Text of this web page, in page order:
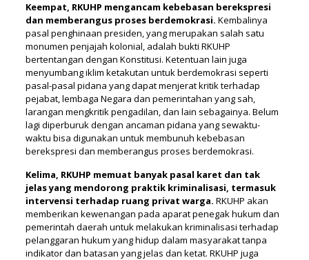
Keempat, RKUHP mengancam kebebasan berekspresi
dan memberangus proses berdemokrasi.Kembalinya
pasal penghinaan presiden, yang merupakan salah satu
monumen penjajah kolonial, adalah bukti RKUHP
bertentangan dengan Konstitusi. Ketentuan lain juga
menyumbang iklim ketakutan untuk berdemokrasi seperti
pasal-pasal pidana yang dapat menjerat kritik terhadap
pejabat, lembaga Negara dan pemerintahan yang sah,
larangan mengkritik pengadilan, dan lain sebagainya. Belum
lagi diperburuk dengan ancaman pidana yang sewaktu-
waktu bisa digunakan untuk membunuh kebebasan
berekspresi dan memberangus proses berdemokrasi.
Kelima, RKUHP memuat banyak pasal karet dan tak
jelas yang mendorong praktik kriminalisasi, termasuk
intervensi terhadap ruang privat warga.RKUHP akan
memberikan kewenangan pada aparat penegak hukum dan
pemerintah daerah untuk melakukan kriminalisasi terhadap
pelanggaran hukum yang hidup dalam masyarakat tanpa
indikator dan batasan yang jelas dan ketat. RKUHP juga